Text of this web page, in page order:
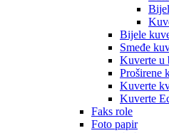
Bijele
Smeđe
Kuverte u
Proširene
Kuverte
Kuverte
Faks role
Foto papir